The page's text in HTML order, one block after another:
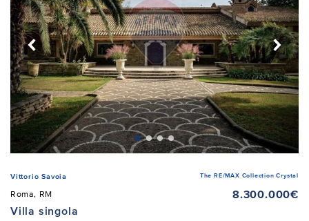
Vittorio Savoia The RE/MAX Collection Crystal
Roma, RM
8.300.000€
Villa singola